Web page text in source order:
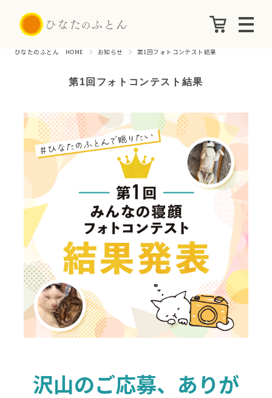
ひなたのふとん HOME お知らせ 第1回フォトコンテスト結果
第1回フォトコンテスト結果
沢山のご応募、ありが